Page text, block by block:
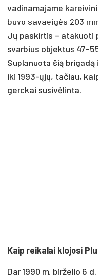
vadinamajame
buvo savaeigės 203
Jų paskirtis – atakuoti
svarbius objektus
Suplanuota šią
iki 1993-ųjų, tačiau,
gerokai susivėlinta.
Kaip reikalai klojosi
Dar 1990 m. birželio 6